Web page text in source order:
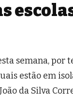
semana, por
estão em
da Silva